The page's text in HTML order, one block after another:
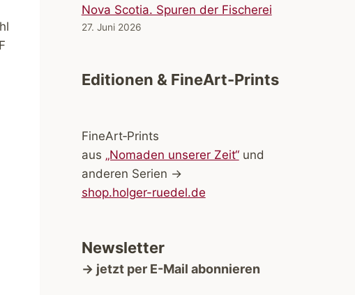
Nova Scotia. Spuren der Fischerei
27. Juni 2026
Editionen & FineArt-Prints
FineArt‑Prints
aus „Nomaden unserer Zeit“und
anderen Serien →
shop.holger-ruedel.de
Newsletter
→ jetzt per E-Mail abonnieren